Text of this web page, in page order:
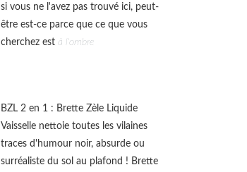
si vous ne l'avez pas trouvé ici, peut-
être est-ce parce que ce que vous
cherchez està l'ombre
BZL 2 en 1 : Brette Zèle Liquide
Vaisselle nettoie toutes les vilaines
traces d'humour noir, absurde ou
surréaliste du sol au plafond ! Brette